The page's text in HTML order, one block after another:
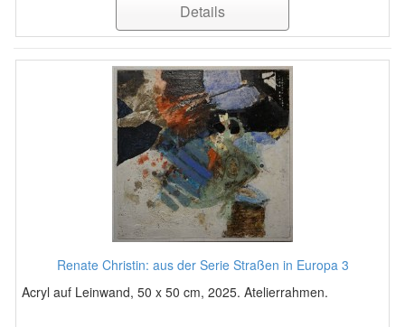
Details
Renate Christin: aus der Serie Straßen in Europa 3
Acryl auf Leinwand, 50 x 50 cm, 2025. Atelierrahmen.